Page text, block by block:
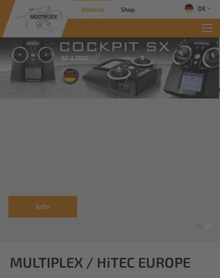
Website Shop DE
Info
MULTIPLEX / HiTEC EUROPE